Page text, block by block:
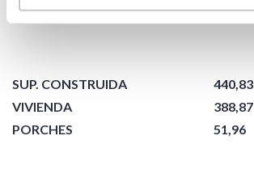
SUP. CONSTRUIDA 440,83
VIVIENDA 388,87
PORCHES 51,96